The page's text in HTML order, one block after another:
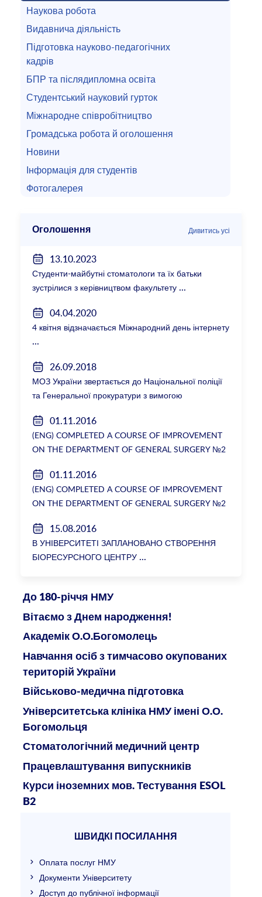
Наукова робота
Видавнича діяльність
Підготовка науково-педагогічних
кадрів
БПР та післядипломна освіта
Студентський науковий гурток
Міжнародне співробітництво
Громадська робота й оголошення
Новини
Інформація для студентів
Фотогалерея
Оголошення Дивитись усі
13.10.2023
Студенти-майбутні стоматологи та їх батьки
зустрілися з керівництвом факультету
04.04.2020
4 квітня відзначається Міжнародний день інтернету
26.09.2018
МОЗ України звертається до Національної поліції
та Генеральної прокуратури з вимогою
ректорки НМУ Катерини Амосової
01.11.2016
(ENG) COMPLETED A COURSE OF IMPROVEMENT
ON THE DEPARTMENT OF GENERAL SURGERY №2
01.11.2016
(ENG) COMPLETED A COURSE OF IMPROVEMENT
ON THE DEPARTMENT OF GENERAL SURGERY №2
15.08.2016
В УНІВЕРСИТЕТІ ЗАПЛАНОВАНО СТВОРЕННЯ
БІОРЕСУРСНОГО ЦЕНТРУ
До 180-річчя НМУ
Вітаємо з Днем народження!
Академік О.О.Богомолець
Навчання осіб з тимчасово окупованих
територій України
Військово-медична підготовка
Університетська клініка НМУ імені О.О.
Богомольця
Стоматологічний медичний центр
Працевлаштування випускників
Курси іноземних мов. Тестування ESOL
B2
ШВИДКІ ПОСИЛАННЯ
Оплата послуг НМУ
Документи Університету
Доступ до публічної інформації